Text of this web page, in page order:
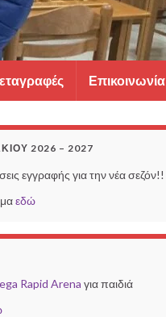
Επικοινωνία
2026 – 2027
εγγραφής για την νέα σεζόν!!
εδώ
Rapid Arena για παιδιά